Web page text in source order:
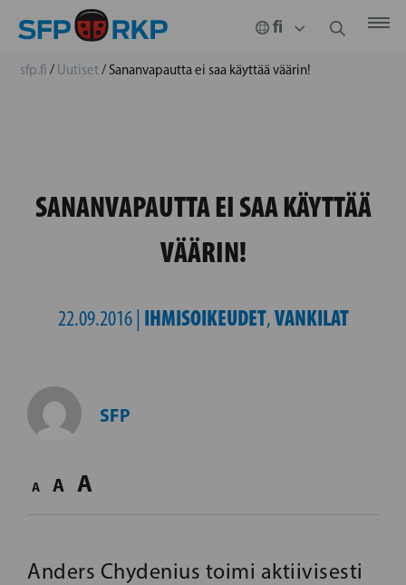
sfp.fi / Uutiset/ Sananvapautta ei saa käyttää väärin!
SANANVAPAUTTA EI SAA KÄYTTÄÄ
VÄÄRIN!
22.09.2016 | IHMISOIKEUDET,VANKILAT
SFP
A A A
Anders Chydenius toimi aktiivisesti